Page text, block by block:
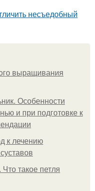
несъедобный
выращивания
Особенности
и при подготовке к
к лечению
такое петля